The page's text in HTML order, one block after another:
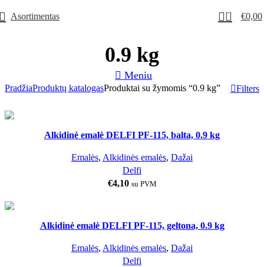
Asortimentas 0 €0,00
0.9 kg
Meniu
PradžiaProduktų katalogasProduktai su žymomis “0.9 kg” Filters
Alkidinė emalė DELFI PF-115, balta, 0.9 kg
Emalės, Alkidinės emalės, Dažai
Delfi
€4,10 su PVM
Alkidinė emalė DELFI PF-115, geltona, 0.9 kg
Emalės, Alkidinės emalės, Dažai
Delfi